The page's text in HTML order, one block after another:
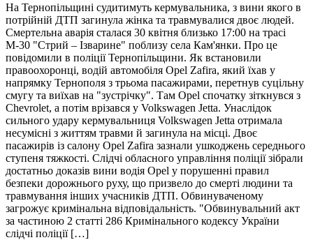
На Тернопільщині судитимуть кермувальника, з вини якого в
потрійній ДТП загинула жінка та травмувалися двоє людей.
Смертельна аварія сталася 30 квітня близько 17:00 на трасі
М-30 "Стрий – Ізварине" поблизу села Кам'янки. Про це
повідомили в поліції Тернопільщини. Як встановили
правоохоронці, водій автомобіля Opel Zafira, який їхав у
напрямку Тернополя з трьома пасажирами, перетнув суцільну
смугу та виїхав на "зустрічку". Там Opel спочатку зіткнувся з
Chevrolet, а потім врізався у Volkswagen Jetta. Унаслідок
сильного удару кермувальниця Volkswagen Jetta отримала
несумісні з життям травми й загинула на місці. Двоє
пасажирів із салону Opel Zafira зазнали ушкоджень середнього
ступеня тяжкості. Слідчі обласного управління поліції зібрали
достатньо доказів вини водія Opel у порушенні правил
безпеки дорожнього руху, що призвело до смерті людини та
травмування інших учасників ДТП. Обвинуваченому
загрожує кримінальна відповідальність. "Обвинувальний акт
за частиною 2 статті 286 Кримінального кодексу України
слідчі поліції […]